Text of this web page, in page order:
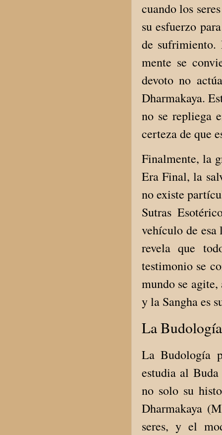
cuando los
su esfuerzo
de sufrimiento.
mente se
devoto no
Dharmakaya.
no se repliega
certeza de que
Finalmente, la
Era Final, la
no existe
Sutras
vehículo de
revela que
testimonio se
mundo se
y la Sangha es
La
La Budología
estudia al
no solo su
Dharmakaya
seres, y el